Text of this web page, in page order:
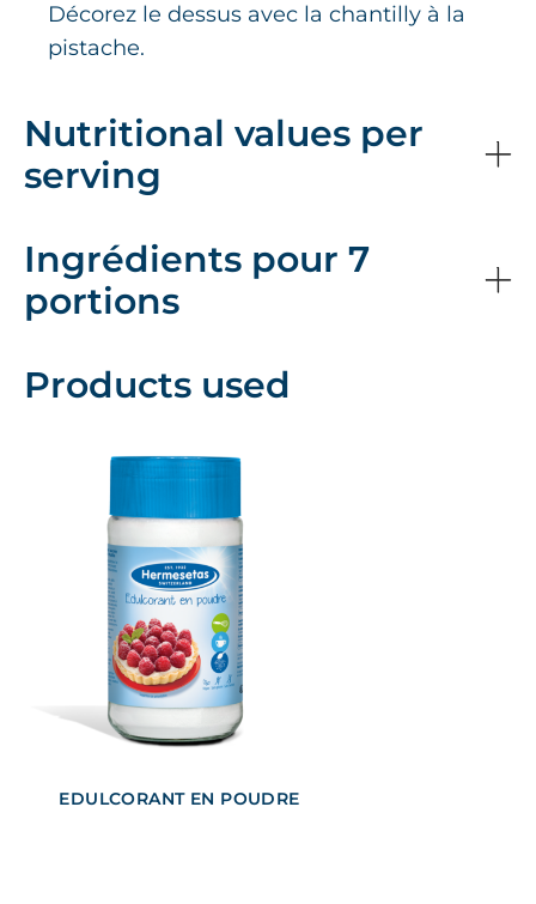
Décorez le dessus avec la chantilly à la
pistache.
Nutritional values per
serving
Ingrédients pour 7
portions
Products used
EDULCORANT EN POUDRE